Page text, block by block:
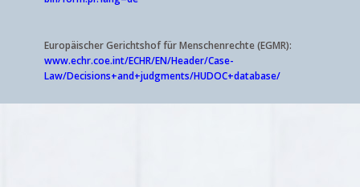
Europäischer Gerichtshof für Menschenrechte (EGMR):
www.echr.coe.int/ECHR/EN/Header/Case-
Law/Decisions+and+judgments/HUDOC+database/